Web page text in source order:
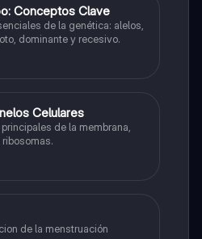
Conceptos Clave
de la genética: alelos,
dominante y recesivo.
Celulares
de la membrana,
de la menstruación